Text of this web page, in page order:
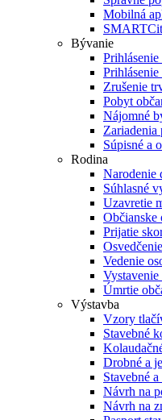
Mobilná
Bývanie
Zrušenie
Pobyt
Nájomné
Zariadenia
Súpisné a
Rodina
Narodenie
Súhlasné
Uzavretie
Občianske
Prijatie
Vedenie
Úmrtie
Výstavba
Vzory
Stavebné
Drobné a
Stavebné
Návrh na
Návrh na